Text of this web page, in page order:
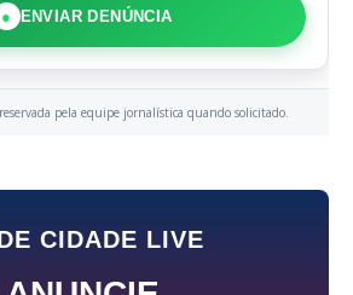
● ENVIAR DENÚNCIA
pela equipe jornalística quando solicitado.
CIDADE LIVE